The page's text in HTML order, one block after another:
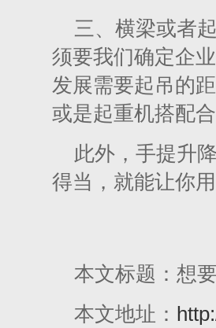
三、横梁或者
须要我们确定企
发展需要起吊的
或是起重机搭配
此外，手提升
得当，就能让你
本文标题：想
本文地址：